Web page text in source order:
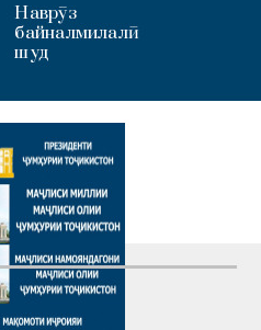
Наврӯз
байналмилалӣ
шуд